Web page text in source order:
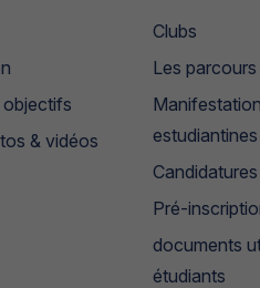
objectifs
& vidéos
Clubs
Les parcours
Manifestation
estudiantines
Pré-
documents
étudiants